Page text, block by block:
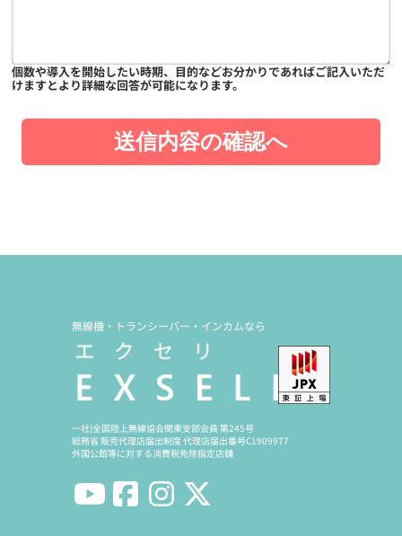
個数や導入を開始したい時期、目的などお分かりであればご記入いただ
けますとより詳細な回答が可能になります。
送信内容の確認へ
無線機・トランシーバー・インカムなら
一社)全国陸上無線協会関東支部会員 第245号
総務省 販売代理店届出制度 代理店届出番号C1909977
外国公館等に対する消費税免除指定店舗